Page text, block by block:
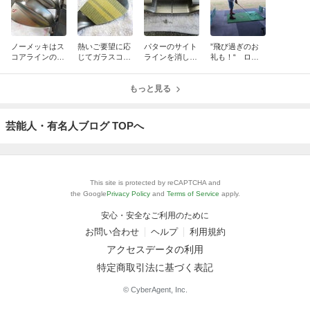
ノーメッキはス
コアラインの再
熱いご要望に応
じてガラスコー
パターのサイト
ラインを消して
”飛び過ぎのお
礼も！“ ロッ
もっと見る
芸能人・有名人ブログ TOPへ
This site is protected by reCAPTCHA and
the GooglePrivacy Policy and Terms of Service apply.
安心・安全なご利用のために
お問い合わせ ヘルプ 利用規約
アクセスデータの利用
特定商取引法に基づく表記
© CyberAgent, Inc.